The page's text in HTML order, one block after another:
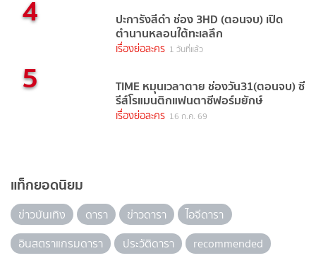
4 ปะการังสีดำ ช่อง 3HD (ตอนจบ) เปิด
ตำนานหลอนใต้ทะเลลึก
เรื่องย่อละคร 1 วันที่แล้ว
5 TIME หมุนเวลาตาย ช่องวัน31(ตอนจบ) ซี
รีส์โรแมนติกแฟนตาซีฟอร์มยักษ์
เรื่องย่อละคร 16 ก.ค. 69
แท็กยอดนิยม
ข่าวบันเทิง ดารา ข่าวดารา
ไอจีดารา
อินสตราแกรมดารา
ประวัติดารา
recommended